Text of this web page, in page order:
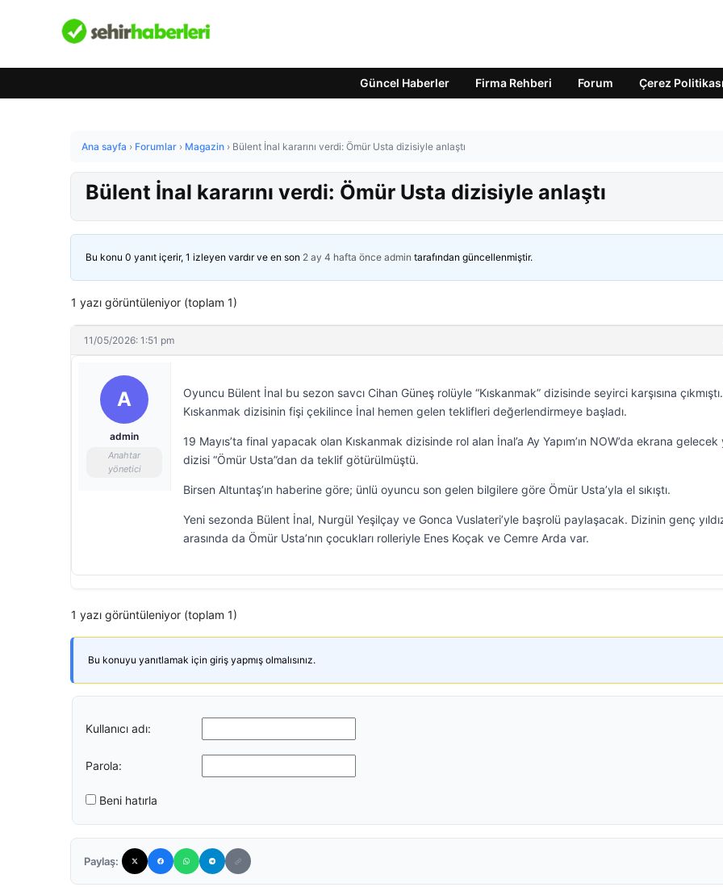
Güncel Haberler Firma Rehberi Forum Çerez Politikası
Ana sayfa › Forumlar › Magazin › Bülent İnal kararını verdi: Ömür Usta dizisiyle anlaştı
Bülent İnal kararını verdi: Ömür Usta dizisiyle anlaştı
Bu konu 0 yanıt içerir, 1 izleyen vardır ve en son 2 ay 4 hafta önce admin tarafından güncellenmiştir.
1 yazı görüntüleniyor (toplam 1)
11/05/2026: 1:51 pm
A
admin
Anahtar
yönetici
Oyuncu Bülent İnal bu sezon savcı Cihan Güneş rolüyle “Kıskanmak” dizisinde seyirci karşısına çıkmıştı.
Kıskanmak dizisinin fişi çekilince İnal hemen gelen teklifleri değerlendirmeye başladı.
19 Mayıs’ta final yapacak olan Kıskanmak dizisinde rol alan İnal’a Ay Yapım’ın NOW’da ekrana gelecek
dizisi “Ömür Usta”dan da teklif götürülmüştü.
Birsen Altuntaş’ın haberine göre; ünlü oyuncu son gelen bilgilere göre Ömür Usta’yla el sıkıştı.
Yeni sezonda Bülent İnal, Nurgül Yeşilçay ve Gonca Vuslateri’yle başrolü paylaşacak. Dizinin genç
arasında da Ömür Usta’nın çocukları rolleriyle Enes Koçak ve Cemre Arda var.
1 yazı görüntüleniyor (toplam 1)
Bu konuyu yanıtlamak için giriş yapmış olmalısınız.
Kullanıcı adı:
Parola:
Beni hatırla
Paylaş: